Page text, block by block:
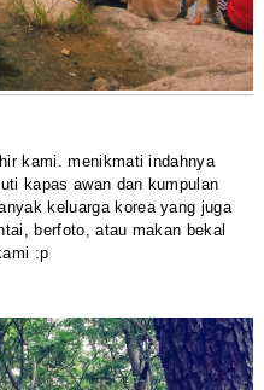
kami. menikmati indahnya
kapas awan dan kumpulan
keluarga korea yang juga
berfoto, atau makan bekal
:p